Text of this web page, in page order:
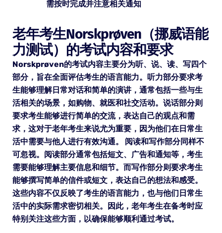
需按时完成并注意相关通知
老年考生Norskprøven（挪威语能
力测试）的考试内容和要求
Norskprøven的考试内容主要分为听、说、读、写四个
部分，旨在全面评估考生的语言能力。听力部分要求考
生能够理解日常对话和简单的演讲，通常包括一些与生
活相关的场景，如购物、就医和社交活动。说话部分则
要求考生能够进行简单的交流，表达自己的观点和需
求，这对于老年考生来说尤为重要，因为他们在日常生
活中需要与他人进行有效沟通。 阅读和写作部分同样不
可忽视。阅读部分通常包括短文、广告和通知等，考生
需要能够理解主要信息和细节。而写作部分则要求考生
能够撰写简单的信件或短文，表达自己的想法和感受。
这些内容不仅反映了考生的语言能力，也与他们日常生
活中的实际需求密切相关。因此，老年考生在备考时应
特别关注这些方面，以确保能够顺利通过考试。